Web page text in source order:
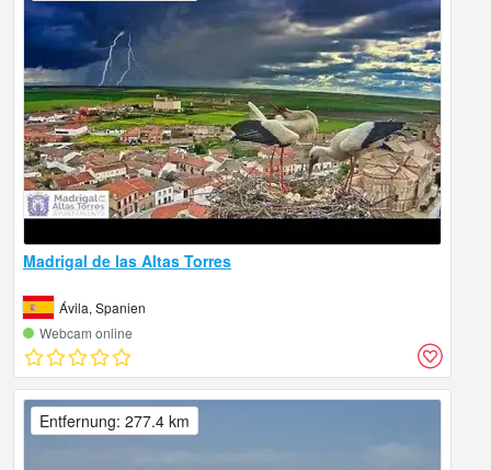
Madrigal de las Altas Torres
Ávila, Spanien
Webcam online
Entfernung: 277.4 km